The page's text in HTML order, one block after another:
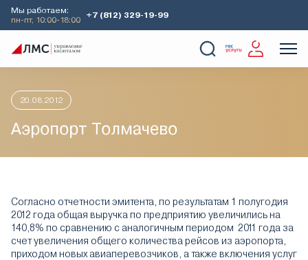
Мы работаем:
пн-пт, 10:00-18:00
+7 (812) 329-19-99
Главная Аналитика
20.08.2012
Аэропорт Толмачево
Согласно отчетности эмитента, по результатам 1 полугодия
2012 года общая выручка по предприятию увеличились на
140,8% по сравнению с аналогичным периодом 2011 года за
счет увеличения общего количества рейсов из аэропорта,
приходом новых авиаперевозчиков, а также включения услуг